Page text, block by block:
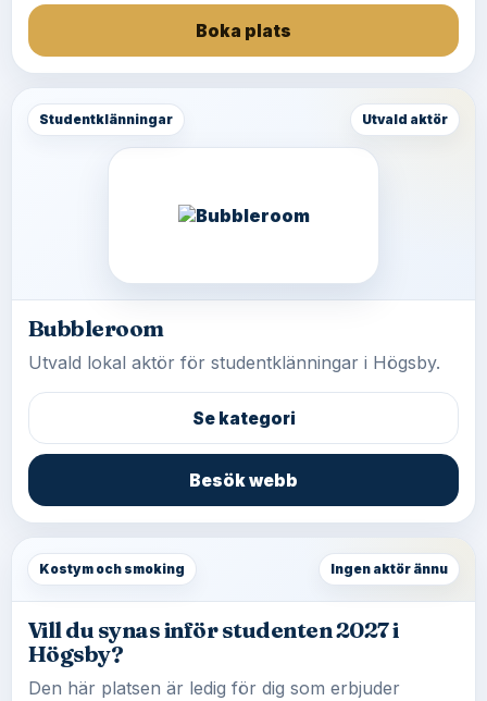
Boka plats
Studentklänningar Utvald aktör
Bubbleroom
Utvald lokal aktör för studentklänningar i Högsby.
Se kategori
Besök webb
Kostym och smoking Ingen aktör ännu
Vill du synas inför studenten 2027 i
Högsby?
Den här platsen är ledig för dig som erbjuder